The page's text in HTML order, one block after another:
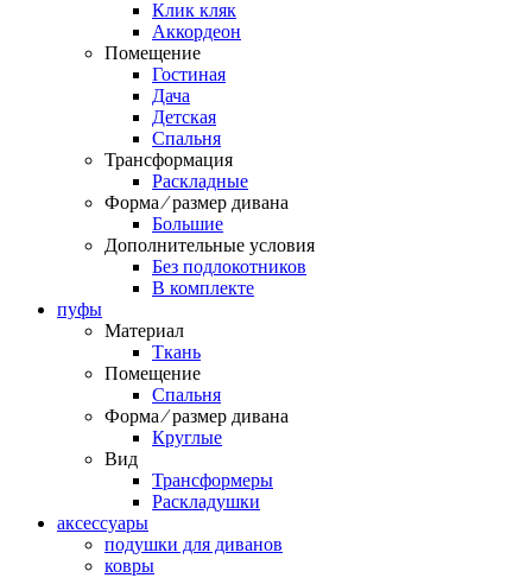
Клик кляк
Аккордеон
Помещение
Гостиная
Дача
Детская
Спальня
Трансформация
Раскладные
Форма ⁄ размер дивана
Большие
Дополнительные условия
Без подлокотников
В комплекте
пуфы
Материал
Ткань
Помещение
Спальня
Форма ⁄ размер дивана
Круглые
Вид
Трансформеры
Раскладушки
аксессуары
подушки для диванов
ковры